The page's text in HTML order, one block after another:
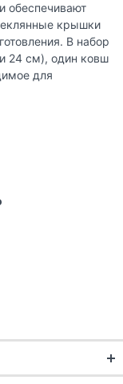
обеспечивают
крышки
В набор
24 см), один ковш
для